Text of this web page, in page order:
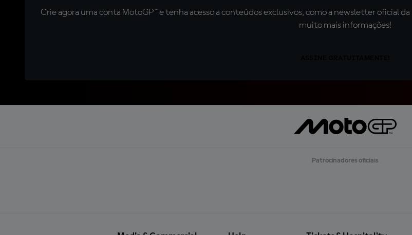
Crie agora uma conta MotoGP™ e tenha acesso a conteúdos exclusivos, como a newsletter oficial
muito mais informações!
Patrocinadores oficiais